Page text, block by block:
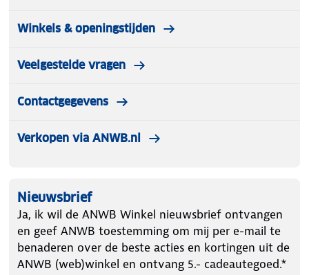
Winkels & openingstijden
Veelgestelde vragen
Contactgegevens
Verkopen via ANWB.nl
Nieuwsbrief
Ja, ik wil de ANWB Winkel nieuwsbrief ontvangen
en geef ANWB toestemming om mij per e-mail te
benaderen over de beste acties en kortingen uit de
ANWB (web)winkel en ontvang 5.- cadeautegoed.*